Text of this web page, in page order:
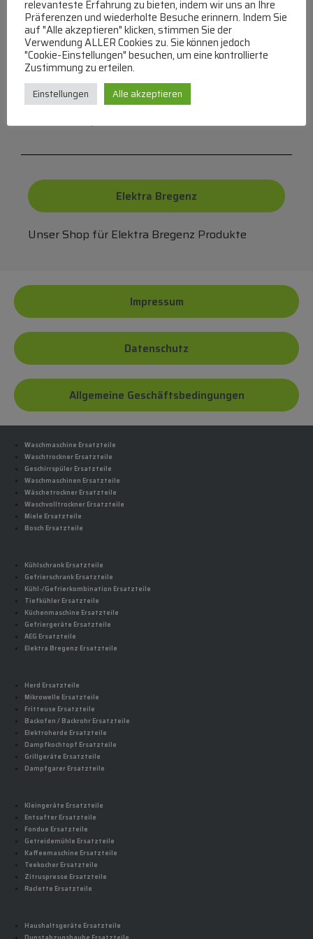
Häufige Fragen zu unserer Website werden in
unserer FAQ beantwortet
Elektra Bregenz
Unser Shop für Elektra Bregenz Produkte
Impressum
Datenschutz
Allgemeine Geschäftsbedingungen
Waschmaschine Ersatzteile
Waschtrockner Ersatzteile
Geschirrspüler Ersatzteile
Waschmaschinen Ersatzteile
Wäschetrockner Ersatzteile
Waschvolltrockner Ersatzteile
Miele Ersatzteile
Bosch Ersatzteile
Kühlschrank Ersatzteile
Gefrierschrank Ersatzteile
Kühl-/Gefrierkombination Ersatzteile
Tiefkühler Ersatzteile
Küchenmaschine Ersatzteile
Gefriergeräte Ersatzteile
AEG Ersatzteile
Elektra Bregenz Ersatzteile
Herd Ersatzteile
Mikrowelle Ersatzteile
Fritteuse Ersatzteile
Backofen / Backrohr Ersatzteile
Elektroherde Ersatzteile
Dampfkochtopf Ersatzteile
Grillgeräte Ersatzteile
Dampfgarer Ersatzteile
Kleingeräte Ersatzteile
Entsafter Ersatzteile
Fondue Ersatzteile
Getreidemühle Ersatzteile
Kaffeemaschine Ersatzteile
Teekocher Ersatzteile
Zitruspresse Ersatzteile
Raclette Ersatzteile
Haushaltsgeräte Ersatzteile
relevanteste Erfahrung zu bieten, indem wir uns an Ihre
Präferenzen und wiederholte Besuche erinnern. Indem Sie
auf "Alle akzeptieren" klicken, stimmen Sie der
Verwendung ALLER Cookies zu. Sie können jedoch
"Cookie-Einstellungen" besuchen, um eine kontrollierte
Zustimmung zu erteilen.
Einstellungen Alle akzeptieren